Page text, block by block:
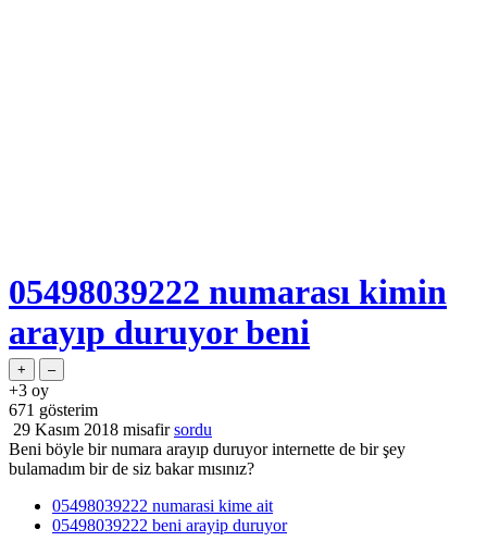
05498039222 numarası kimin
arayıp duruyor beni
+3 oy
671 gösterim
29 Kasım 2018 misafir sordu
Beni böyle bir numara arayıp duruyor internette de bir şey
bulamadım bir de siz bakar mısınız?
05498039222 numarasi kime ait
05498039222 beni arayip duruyor